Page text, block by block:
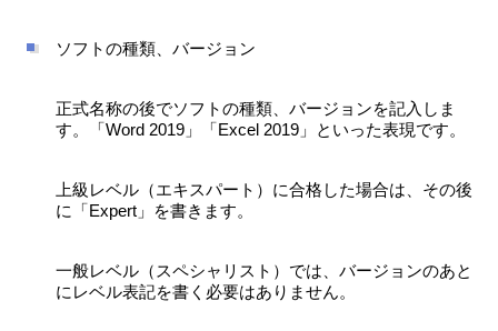
ソフトの種類、バージョン
正式名称の後でソフトの種類、バージョンを記入しま
す。「Word 2019」「Excel 2019」といった表現です。
上級レベル（エキスパート）に合格した場合は、その後
に「Expert」を書きます。
一般レベル（スペシャリスト）では、バージョンのあと
にレベル表記を書く必要はありません。